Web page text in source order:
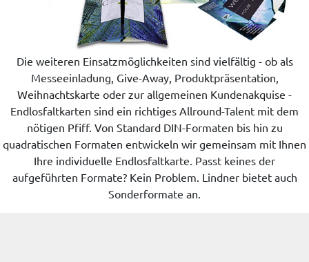
Die weiteren Einsatzmöglichkeiten sind vielfältig - ob als
Messeeinladung, Give-Away, Produktpräsentation,
Weihnachtskarte oder zur allgemeinen Kundenakquise -
Endlosfaltkarten sind ein richtiges Allround-Talent mit dem
nötigen Pfiff. Von Standard DIN-Formaten bis hin zu
quadratischen Formaten entwickeln wir gemeinsam mit Ihnen
Ihre individuelle Endlosfaltkarte. Passt keines der
aufgeführten Formate? Kein Problem. Lindner bietet auch
Sonderformate an.